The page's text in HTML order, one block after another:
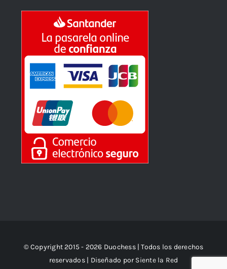
© Copyright 2015 - 2026 Duochess | Todos los derechos
reservados | Diseñado por Siente la Red